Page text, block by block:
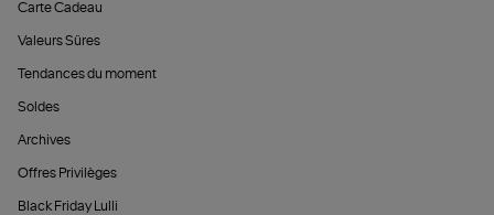
Carte Cadeau
Valeurs Sûres
Tendances du moment
Soldes
Archives
Offres Privilèges
Black Friday Lulli